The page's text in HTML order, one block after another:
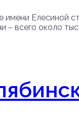
Елесиной
всего около